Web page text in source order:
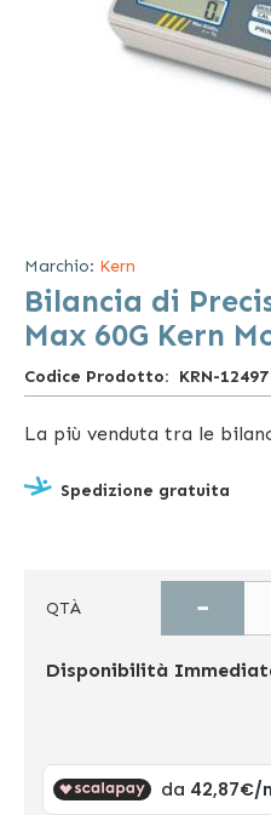
galleria
di
immagini
Marchio: Kern
Bilancia di
Max 60G Kern
Codice Prodotto KRN-12497
La più venduta tra le
Spedizione gratuita
QTÀ −
Disponibilità